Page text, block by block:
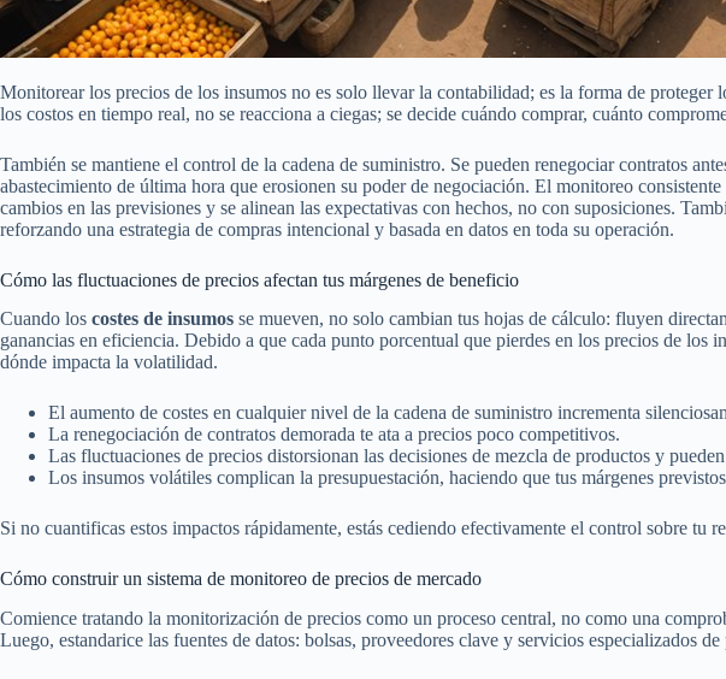
Monitorear los precios de los insumos no es solo llevar la contabilidad; es la forma de
los costos en tiempo real, no se reacciona a ciegas; se decide cuándo comprar, cuánto
También se mantiene el control de la cadena de suministro. Se pueden renegociar contratos
abastecimiento de última hora que erosionen su poder de negociación. El monitoreo
cambios en las previsiones y se alinean las expectativas con hechos, no con suposiciones.
reforzando una estrategia de compras intencional y basada en datos en toda su operación.
Cómo las fluctuaciones de precios afectan tus márgenes de beneficio
Cuando los costes de insumos se mueven, no solo cambian tus hojas de cálculo: fluyen
ganancias en eficiencia. Debido a que cada punto porcentual que pierdes en los precios de los
dónde impacta la volatilidad.
El aumento de costes en cualquier nivel de la cadena de suministro incrementa
La renegociación de contratos demorada te ata a precios poco competitivos.
Las fluctuaciones de precios distorsionan las decisiones de mezcla de productos y
Los insumos volátiles complican la presupuestación, haciendo que tus márgenes
Si no cuantificas estos impactos rápidamente, estás cediendo efectivamente el control sobre tu
Cómo construir un sistema de monitoreo de precios de mercado
Comience tratando la monitorización de precios como un proceso central, no como una
Luego, estandarice las fuentes de datos: bolsas, proveedores clave y servicios especializados